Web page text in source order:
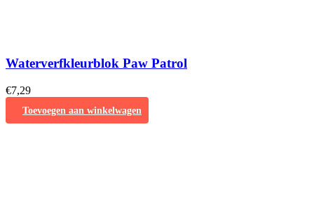
Waterverfkleurblok Paw Patrol
€7,29
Toevoegen aan winkelwagen